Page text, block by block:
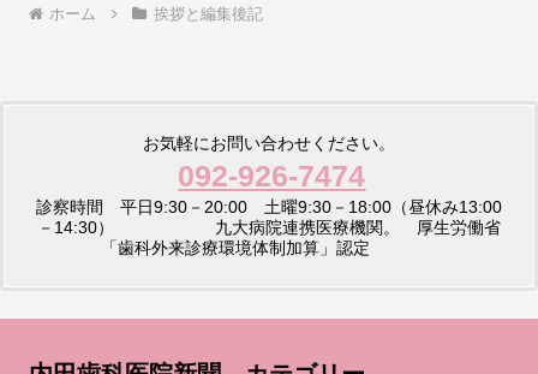
ホーム 挨拶と編集後記
お気軽にお問い合わせください。
092-926-7474
診察時間 平日9:30－20:00 土曜9:30－18:00（昼休み13:00
－14:30） 九大病院連携医療機関。 厚生労働省
「歯科外来診療環境体制加算」認定